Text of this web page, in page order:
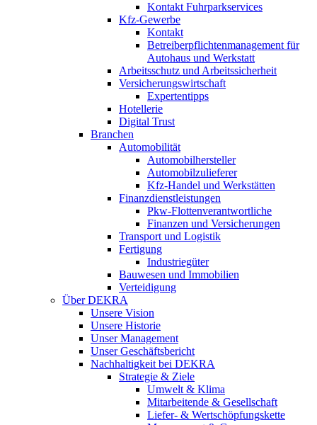
Kontakt Fuhrparkservices
Kfz-Gewerbe
Kontakt
Betreiberpflichtenmanagement für
Autohaus und Werkstatt
Arbeitsschutz und Arbeitssicherheit
Versicherungswirtschaft
Expertentipps
Hotellerie
Digital Trust
Branchen
Automobilität
Automobilhersteller
Automobilzulieferer
Kfz-Handel und Werkstätten
Finanzdienstleistungen
Pkw‑Flottenverantwortliche
Finanzen und Versicherungen
Transport und Logistik
Fertigung
Industriegüter
Bauwesen und Immobilien
Verteidigung
Über DEKRA
Unsere Vision
Unsere Historie
Unser Management
Unser Geschäftsbericht
Nachhaltigkeit bei DEKRA
Strategie & Ziele
Umwelt & Klima
Mitarbeitende & Gesellschaft
Liefer- & Wertschöpfungskette